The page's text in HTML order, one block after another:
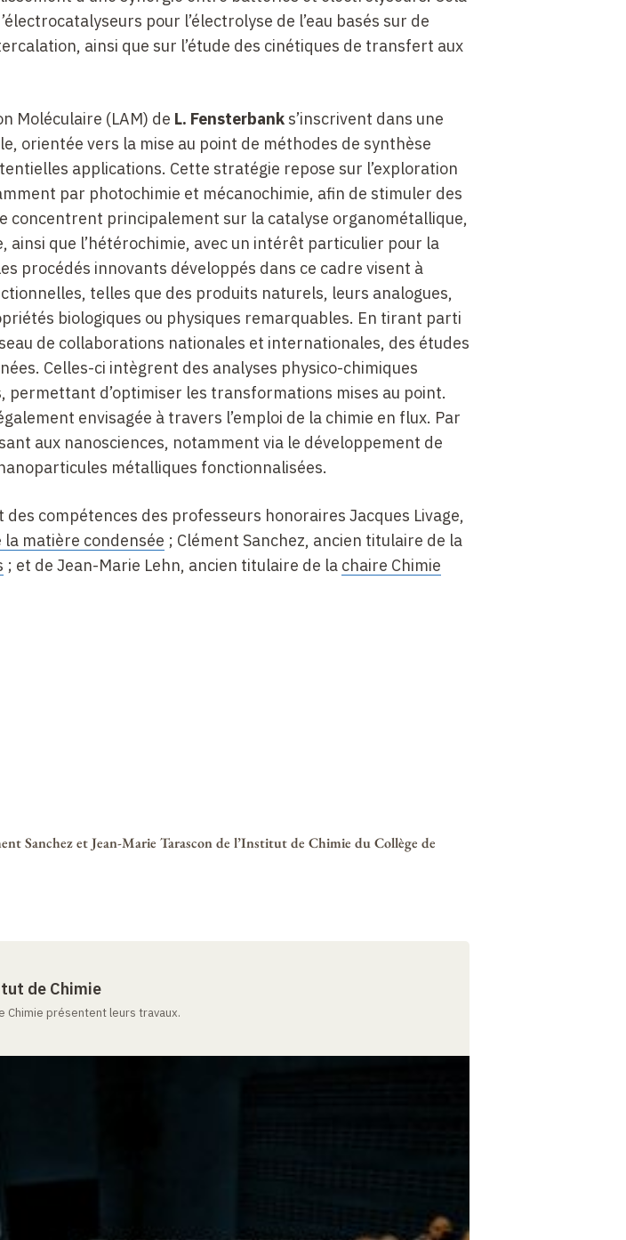
pour l’électrolyse de l’eau basés sur de
ainsi que sur l’étude des cinétiques de transfert aux
Moléculaire (LAM) de L. Fensterbank s’inscrivent dans une
orientée vers la mise au point de méthodes de synthèse
applications. Cette stratégie repose sur l’exploration
par photochimie et mécanochimie, afin de stimuler des
concentrent principalement sur la catalyse organométallique,
ainsi que l’hétérochimie, avec un intérêt particulier pour la
procédés innovants développés dans ce cadre visent à
telles que des produits naturels, leurs analogues,
biologiques ou physiques remarquables. En tirant parti
de collaborations nationales et internationales, des études
Celles-ci intègrent des analyses physico-chimiques
permettant d’optimiser les transformations mises au point.
envisagée à travers l’emploi de la chimie en flux. Par
aux nanosciences, notamment via le développement de
métalliques fonctionnalisées.
compétences des professeurs honoraires Jacques Livage,
la matière condensée ; Clément Sanchez, ancien titulaire de la
; et de Jean-Marie Lehn, ancien titulaire de la chaire Chimie
Sanchez et Jean-Marie Tarascon de l’Institut de Chimie du Collège de
de Chimie
présentent leurs travaux.